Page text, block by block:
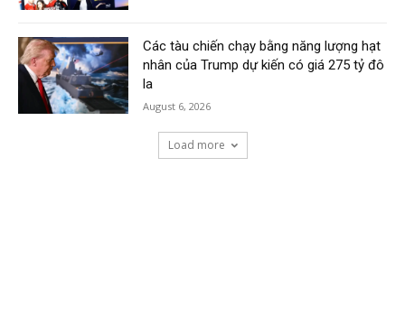
Các tàu chiến chạy bằng năng lượng hạt
nhân của Trump dự kiến có giá 275 tỷ đô
la
August 6, 2026
Load more